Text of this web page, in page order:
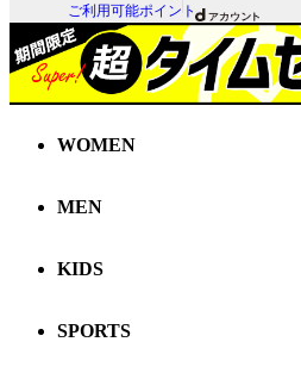
ご利用可能ポイント
WOMEN
MEN
KIDS
SPORTS